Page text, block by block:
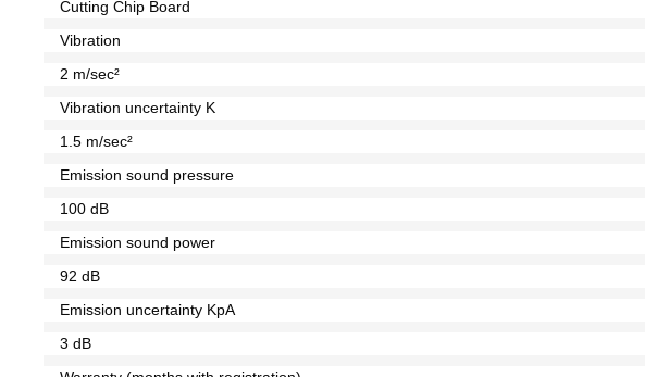
Cutting Chip Board
Vibration
2 m/sec²
Vibration uncertainty K
1.5 m/sec²
Emission sound pressure
100 dB
Emission sound power
92 dB
Emission uncertainty KpA
3 dB